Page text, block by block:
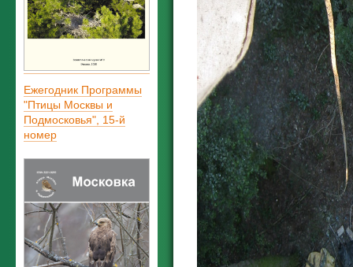
Ежегодник Программы
"Птицы Москвы и
Подмосковья", 15-й
номер